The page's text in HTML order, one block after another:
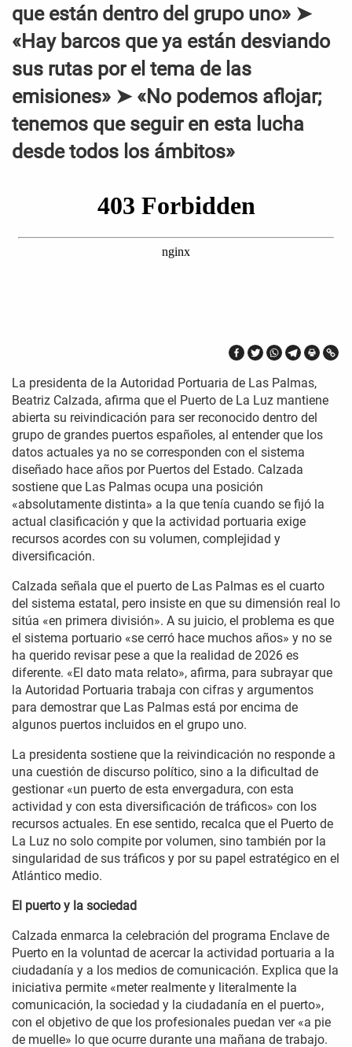
que están dentro del grupo uno» ➤
«Hay barcos que ya están desviando
sus rutas por el tema de las
emisiones» ➤ «No podemos aflojar;
tenemos que seguir en esta lucha
desde todos los ámbitos»
La presidenta de la Autoridad Portuaria de Las Palmas,
Beatriz Calzada, afirma que el Puerto de La Luz mantiene
abierta su reivindicación para ser reconocido dentro del
grupo de grandes puertos españoles, al entender que los
datos actuales ya no se corresponden con el sistema
diseñado hace años por Puertos del Estado. Calzada
sostiene que Las Palmas ocupa una posición
«absolutamente distinta» a la que tenía cuando se fijó la
actual clasificación y que la actividad portuaria exige
recursos acordes con su volumen, complejidad y
diversificación.
Calzada señala que el puerto de Las Palmas es el cuarto
del sistema estatal, pero insiste en que su dimensión real lo
sitúa «en primera división». A su juicio, el problema es que
el sistema portuario «se cerró hace muchos años» y no se
ha querido revisar pese a que la realidad de 2026 es
diferente. «El dato mata relato», afirma, para subrayar que
la Autoridad Portuaria trabaja con cifras y argumentos
para demostrar que Las Palmas está por encima de
algunos puertos incluidos en el grupo uno.
La presidenta sostiene que la reivindicación no responde a
una cuestión de discurso político, sino a la dificultad de
gestionar «un puerto de esta envergadura, con esta
actividad y con esta diversificación de tráficos» con los
recursos actuales. En ese sentido, recalca que el Puerto de
La Luz no solo compite por volumen, sino también por la
singularidad de sus tráficos y por su papel estratégico en el
Atlántico medio.
El puerto y la sociedad
Calzada enmarca la celebración del programa Enclave de
Puerto en la voluntad de acercar la actividad portuaria a la
ciudadanía y a los medios de comunicación. Explica que la
iniciativa permite «meter realmente y literalmente la
comunicación, la sociedad y la ciudadanía en el puerto»,
con el objetivo de que los profesionales puedan ver «a pie
de muelle» lo que ocurre durante una mañana de trabajo.